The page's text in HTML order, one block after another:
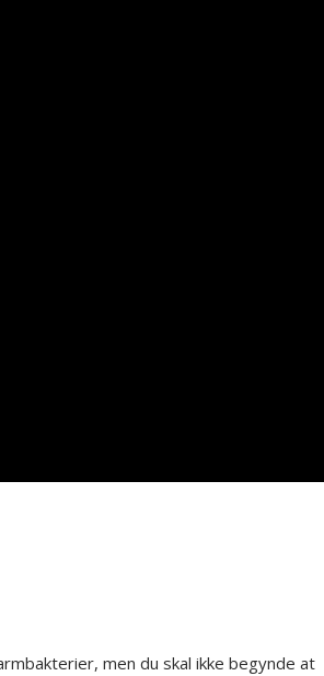
men du skal ikke begynde at